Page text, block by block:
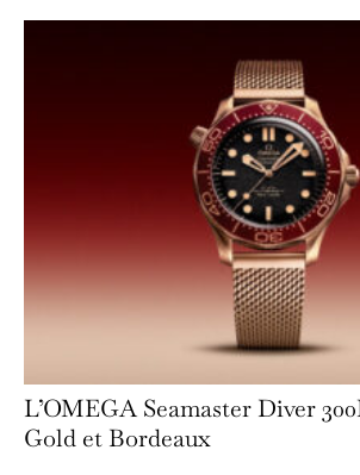
L’OMEGA Seamaster Diver
Gold et Bordeaux